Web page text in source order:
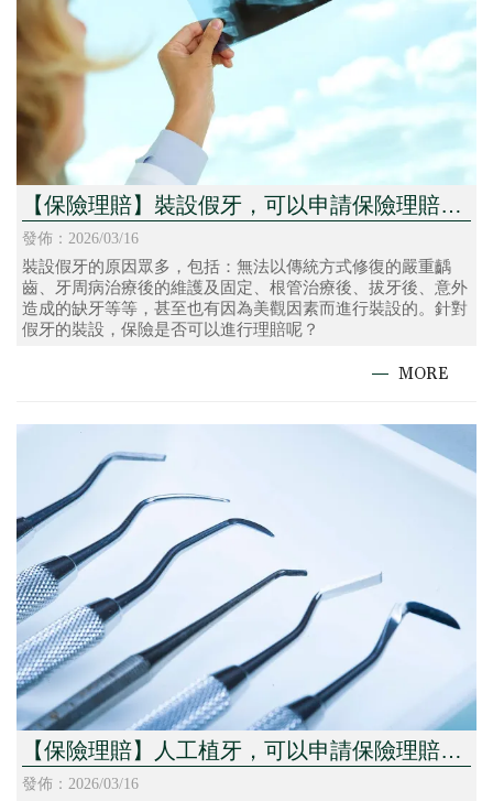
【保險理賠】裝設假牙，可以申請保險理賠
嗎？
發佈：2026/03/16
裝設假牙的原因眾多，包括：無法以傳統方式修復的嚴重齲
齒、牙周病治療後的維護及固定、根管治療後、拔牙後、意外
造成的缺牙等等，甚至也有因為美觀因素而進行裝設的。針對
假牙的裝設，保險是否可以進行理賠呢？
【保險理賠】人工植牙，可以申請保險理賠
嗎？
發佈：2026/03/16